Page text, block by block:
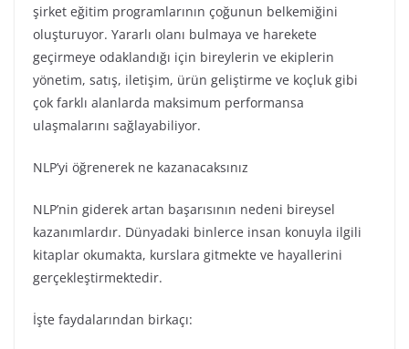
şirket eğitim programlarının çoğunun belkemiğini
oluşturuyor. Yararlı olanı bulmaya ve harekete
geçirmeye odaklandığı için bireylerin ve ekiplerin
yönetim, satış, iletişim, ürün geliştirme ve koçluk gibi
çok farklı alanlarda maksimum performansa
ulaşmalarını sağlayabiliyor.
NLP’yi öğrenerek ne kazanacaksınız
NLP’nin giderek artan başarısının nedeni bireysel
kazanımlardır. Dünyadaki binlerce insan konuyla ilgili
kitaplar okumakta, kurslara gitmekte ve hayallerini
gerçekleştirmektedir.
İşte faydalarından birkaçı: